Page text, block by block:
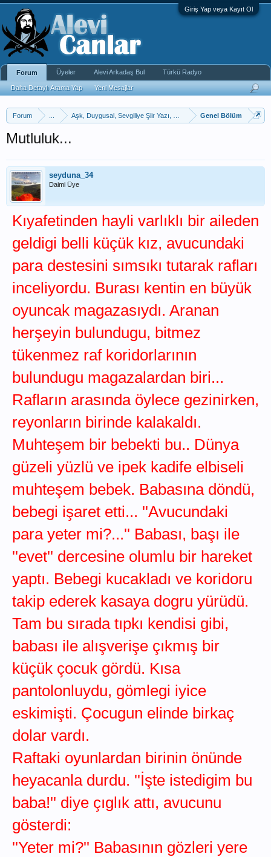
Giriş Yap veya Kayıt Ol
Forum Aşk, Duygusal, Sevgiliye Şiir Yazı, KıssadanGenel Bölüm
Mutluluk...
seyduna_34
Daimi Üye
Kıyafetinden hayli varlıklı bir aileden
geldigi belli küçük kız, avucundaki
para destesini sımsıkı tutarak rafları
inceliyordu. Burası kentin en büyük
oyuncak magazasıydı. Aranan
herşeyin bulundugu, bitmez
tükenmez raf koridorlarının
bulundugu magazalardan biri...
Rafların arasında öylece gezinirken,
reyonların birinde kalakaldı.
Muhteşem bir bebekti bu.. Dünya
güzeli yüzlü ve ipek kadife elbiseli
muhteşem bebek. Babasına döndü,
bebegi işaret etti... ''Avucundaki
para yeter mi?...'' Babası, başı ile
''evet'' dercesine olumlu bir hareket
yaptı. Bebegi kucakladı ve koridoru
takip ederek kasaya dogru yürüdü.
Tam bu sırada tıpkı kendisi gibi,
babası ile alışverişe çıkmış bir
küçük çocuk gördü. Kısa
pantolonluydu, gömlegi iyice
eskimişti. Çocugun elinde birkaç
dolar vardı.
Raftaki oyunlardan birinin önünde
heyacanla durdu. ''İşte istedigim bu
baba!'' diye çıglık attı, avucunu
gösterdi:
''Yeter mi?'' Babasının gözleri yere
Forum
Daha Detaylı Arama Yap Yeni Mesajlar
Üyeler Alevi Arkadaş Bul Türkü Radyo